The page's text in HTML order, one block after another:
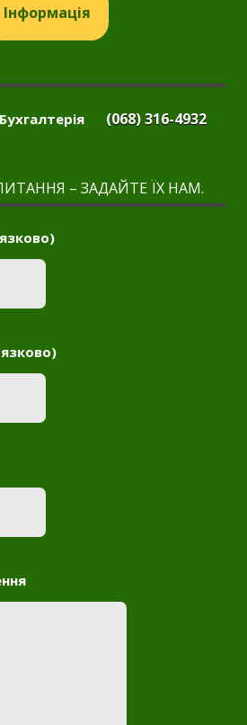
Інформація
(068) 316-4932
– ЗАДАЙТЕ ЇХ НАМ.